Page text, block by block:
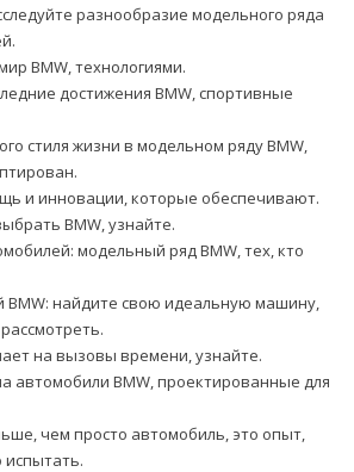
разнообразие модельного ряда
BMW, технологиями.
достижения BMW, спортивные
стиля жизни в модельном ряду BMW,
и инновации, которые обеспечивают.
BMW, узнайте.
модельный ряд BMW, тех, кто
найдите свою идеальную машину,
на вызовы времени, узнайте.
автомобили BMW, проектированные для
чем просто автомобиль, это опыт,